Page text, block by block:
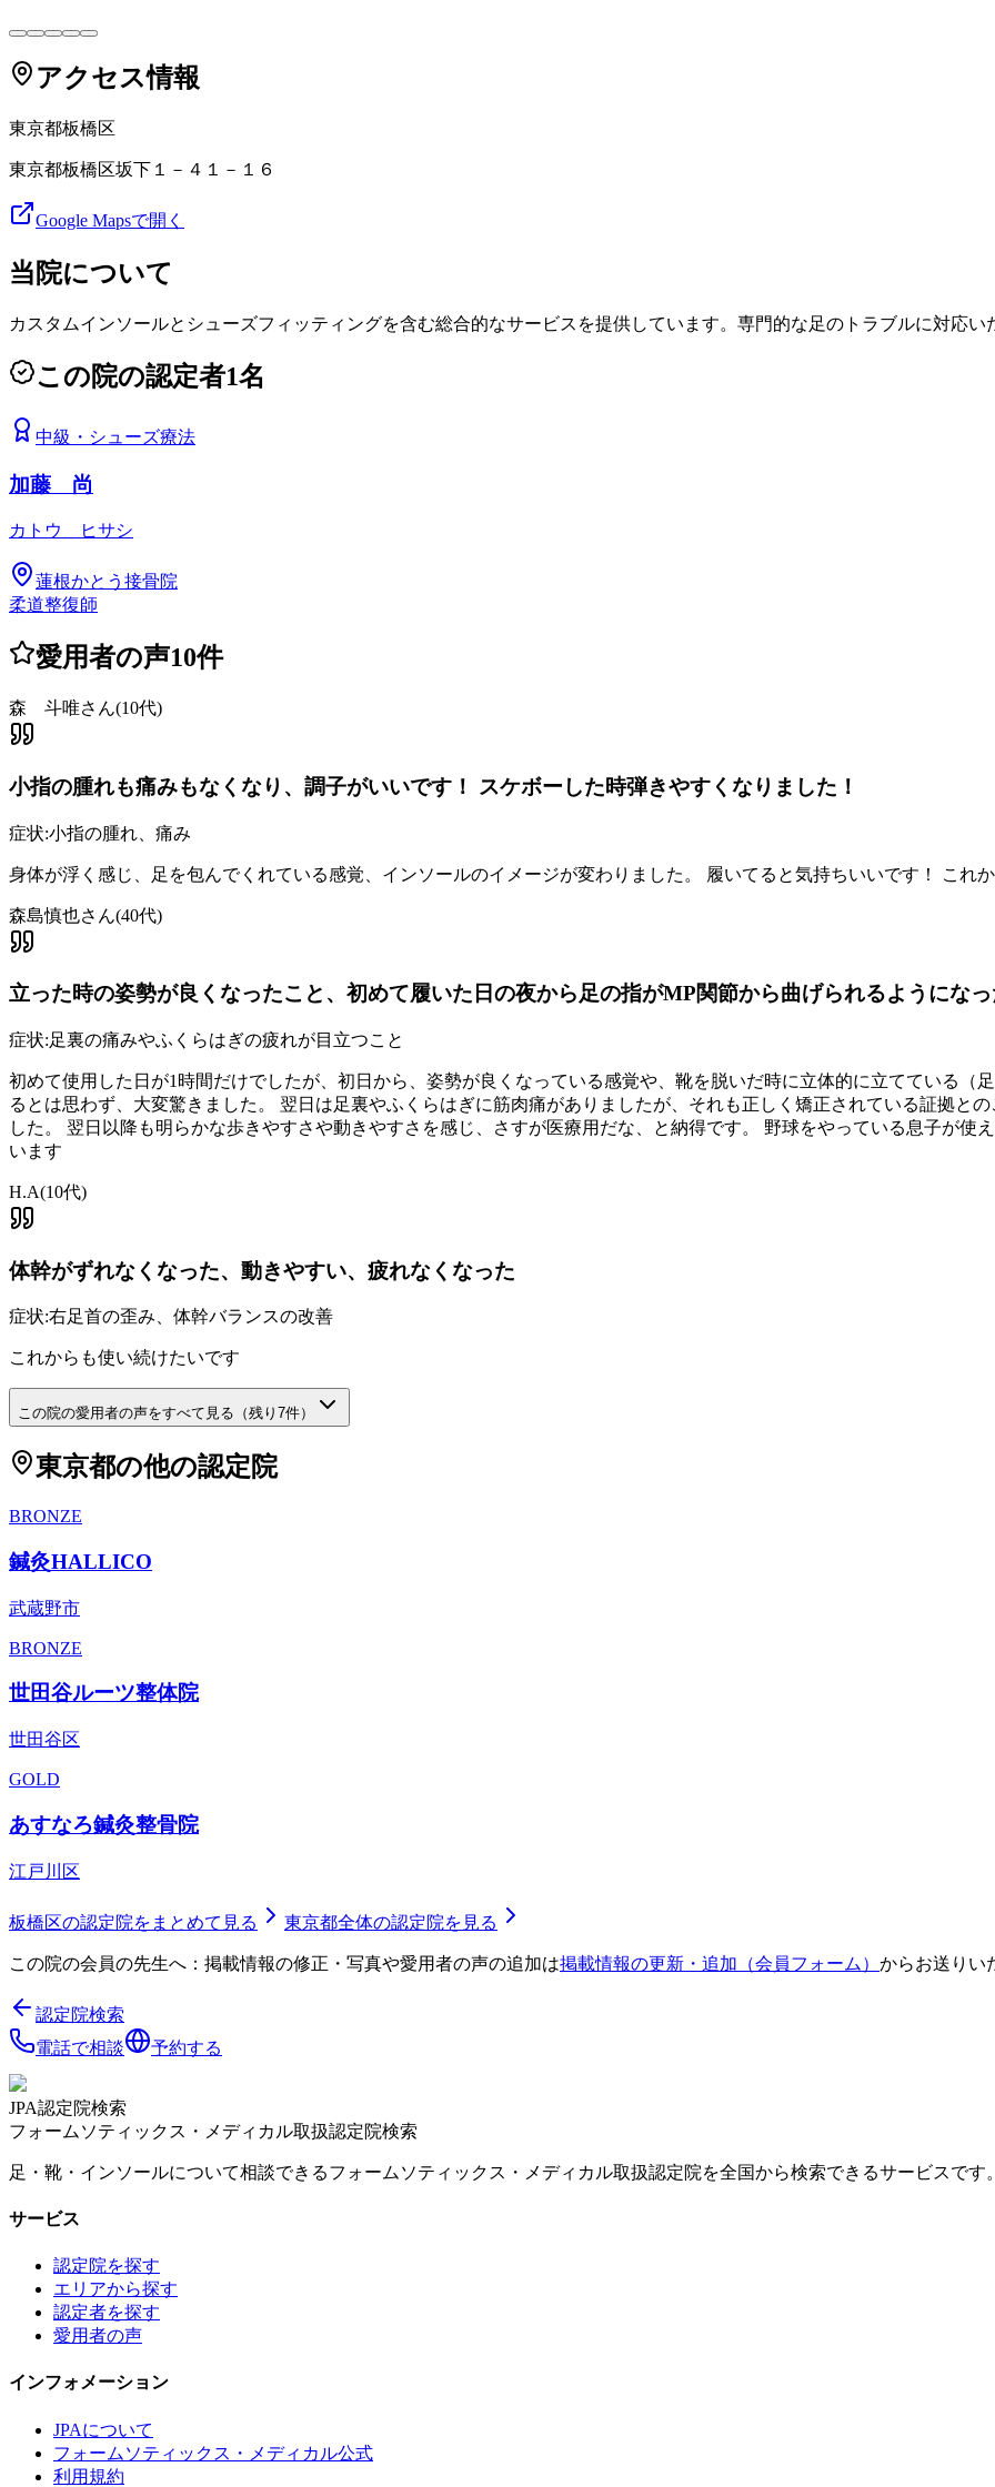
アクセス情報
東京都板橋区
東京都板橋区坂下１－４１－１６
Google Mapsで開く
当院について
カスタムインソールとシューズフィッティングを含む総合的なサービスを提供しています。専門的な足のトラブルに対応い
この院の認定者1名
中級 ・ シューズ療法
加藤 尚
カトウ ヒサシ
蓮根かとう接骨院
柔道整復師
愛用者の声10件
森 斗唯さん(10代)
小指の腫れも痛みもなくなり、調子がいいです！ スケボーした時弾きやすくなりました！
症状:小指の腫れ、痛み
身体が浮く感じ、足を包んでくれている感覚、インソールのイメージが変わりました。 履いてると気持ちいいです！ これ
森島慎也さん(40代)
立った時の姿勢が良くなったこと、初めて履いた日の夜から足の指がMP関節から曲げられるようになっ
症状:足裏の痛みやふくらはぎの疲れが目立つこと
初めて使用した日が1時間だけでしたが、初日から、姿勢が良くなっている感覚や、靴を脱いだ時に立体的に立てている（
るとは思わず、大変驚きました。 翌日は足裏やふくらはぎに筋肉痛がありましたが、それも正しく矯正されている証拠と
した。 翌日以降も明らかな歩きやすさや動きやすさを感じ、さすが医療用だな、と納得です。 野球をやっている息子が使
います
H.A(10代)
体幹がずれなくなった、動きやすい、疲れなくなった
症状:右足首の歪み、体幹バランスの改善
これからも使い続けたいです
この院の愛用者の声をすべて見る（残り 7件）
東京都の他の認定院
BRONZE
鍼灸HALLICO
武蔵野市
BRONZE
世田谷ルーツ整体院
世田谷区
GOLD
あすなろ鍼灸整骨院
江戸川区
板橋区の認定院をまとめて見る 東京都全体の認定院を見る
この院の会員の先生へ：掲載情報の修正・写真や愛用者の声の追加は掲載情報の更新・追加（会員フォーム） からお送りい
認定院検索
電話で相談
予約する
JPA認定院検索
フォームソティックス・メディカル取扱認定院検索
足・靴・インソールについて相談できるフォームソティックス・メディカル取扱認定院を全国から検索できるサービスです。
サービス
認定院を探す
エリアから探す
認定者を探す
愛用者の声
インフォメーション
JPAについて
フォームソティックス・メディカル公式
利用規約